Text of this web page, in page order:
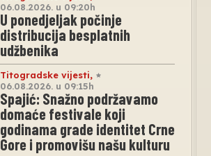
06.08.2026. u 09:20h
U ponedjeljak počinje
distribucija besplatnih
udžbenika
Titogradske vijesti,
06.08.2026. u 09:15h
Spajić: Snažno podržavamo
domaće festivale koji
godinama grade identitet Crne
Gore i promovišu našu kulturu